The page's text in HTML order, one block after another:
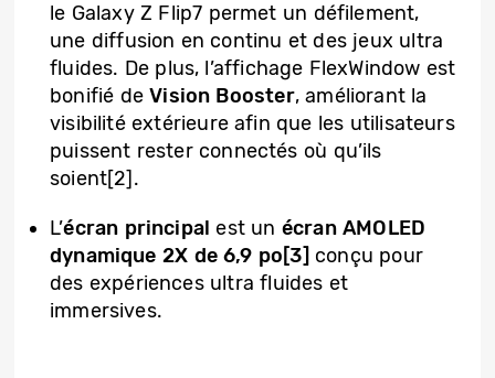
le Galaxy Z Flip7 permet un défilement,
une diffusion en continu et des jeux ultra
fluides. De plus, l’affichage FlexWindow est
bonifié deVision Booster, améliorant la
visibilité extérieure afin que les utilisateurs
puissent rester connectés où qu’ils
soient[2].
L’écran principal est un écran AMOLED
dynamique 2X de 6,9 po[3] conçu pour
des expériences ultra fluides et
immersives.